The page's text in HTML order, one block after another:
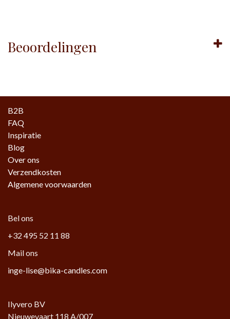
Beoordelingen
B2B
FAQ
Inspiratie
Blog
Over ons
Verzendkosten
Algemene voorwaarden
Bel ons
+32 495 52 11 88
Mail ons
inge-lise@bika-candles.com
Ilyvero BV
Nieuwevaart 118 A/007